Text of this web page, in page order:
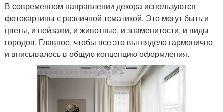
В современном направлении декора используются
фотокартины с различной тематикой. Это могут быть и
цветы, и пейзажи, и животные, и знаменитости, и виды
городов. Главное, чтобы все это выглядело гармонично
и вписывалось в общую концепцию оформления.